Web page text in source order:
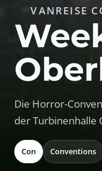
VANREISE
Die Horror-
der Turbinenhalle
Con Conventions